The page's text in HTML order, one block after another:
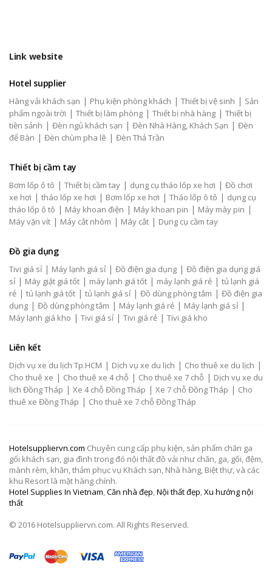
Link website
Hotel supplier
Hàng vải khách sạn | Phụ kiện phòng khách | Thiết bị vệ sinh | Sản
phẩm ngoài trời | Thiết bị làm phòng | Thiết bị nhà hàng | Thiết bị
tiền sảnh | Đèn ngủ khách sạn | Đèn Nhà Hàng, Khách Sạn | Đèn
để Bàn | Đèn chùm pha lê | Đèn Thả Trần
Thiết bị cầm tay
Bơm lốp ô tô | Thiết bị cầm tay | dụng cụ tháo lốp xe hơi | Đồ chơi
xe hơi | tháo lốp xe hơi | Bơm lốp xe hơi | Tháo lốp ô tô | dụng cụ
tháo lốp ô tô | Máy khoan điện | Máy khoan pin | Máy mày pin |
Máy vặn vít | Máy cắt nhôm | Máy cắt | Dụng cụ cầm tay
Đồ gia dụng
Tivi giá sỉ | Máy lạnh giá sỉ | Đồ điện gia dụng | Đồ điện gia dụng giá
sỉ | Máy giặt giá tốt | máy lạnh giá tốt | máy lạnh giá rẻ | tủ lạnh giá
rẻ | tủ lạnh giá tốt | tủ lạnh giá sỉ | Đồ dùng phòng tắm | Đồ điện gia
dụng | Đồ dùng phòng tắm | Máy lạnh giá rẻ | Máy lạnh giá sỉ |
Máy lạnh giá kho | Tivi giá sỉ | Tivi giá rẻ | Tivi giá kho
Liên kết
Dịch vụ xe du lịch Tp.HCM | Dịch vụ xe du lịch | Cho thuê xe du lịch |
Cho thuê xe | Cho thuê xe 4 chỗ | Cho thuê xe 7 chỗ | Dịch vụ xe du
lịch Đồng Tháp | Xe 4 chỗ Đồng Tháp | Xe 7 chỗ Đồng Tháp | Cho
thuê xe Đồng Tháp | Cho thuê xe 7 chỗ Đồng Tháp
Hotelsuppliervn.com Chuyên cung cấp phụ kiện, sản phẩm chăn ga
gối khách sạn, gia đình trong đó nội thất đồ vải như chăn, ga, gối, đệm,
mành rèm, khăn, thảm phục vụ Khách sạn, Nhà hàng, Biệt thự, và các
khu Resort là mặt hàng chính.
Hotel Supplies In Vietnam,Căn nhà đẹp,Nội thất đẹp,Xu hướng nội
thất
© 2016 Hotelsuppliervn.com. All Rights Reserved.